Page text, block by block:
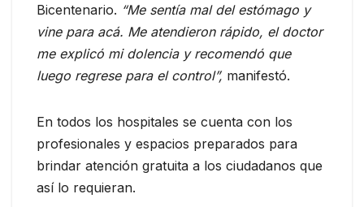
Bicentenario. “Me sentía mal del estómago y
vine para acá. Me atendieron rápido, el doctor
me explicó mi dolencia y recomendó que
luego regrese para el control”, manifestó.
En todos los hospitales se cuenta con los
profesionales y espacios preparados para
brindar atención gratuita a los ciudadanos que
así lo requieran.